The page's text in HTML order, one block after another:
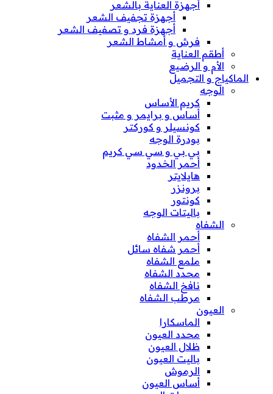
أجهزة العناية بالشعر
أجهزة تجفيف الشعر
أجهزة فرد و تصفيف الشعر
فرش و أمشاط الشعر
أطقم العناية
الأم و الرضيع
الماكياج و التجميل
الوجه
كريم الأساس
أساس و برايمر و مثبت
كونسيلر و كوركتر
بودرة الوجه
بي بي و سي سي كريم
أحمر الخدود
هايلايتر
برونزر
كونتور
باليتات الوجه
الشفاه
أحمر الشفاه
أحمر شفاه سائل
ملمع الشفاه
محدد الشفاه
نافخ الشفاه
مرطب الشفاه
العيون
الماسكارا
محدد العيون
ظلال العيون
باليت العيون
الرموش
أساس العيون